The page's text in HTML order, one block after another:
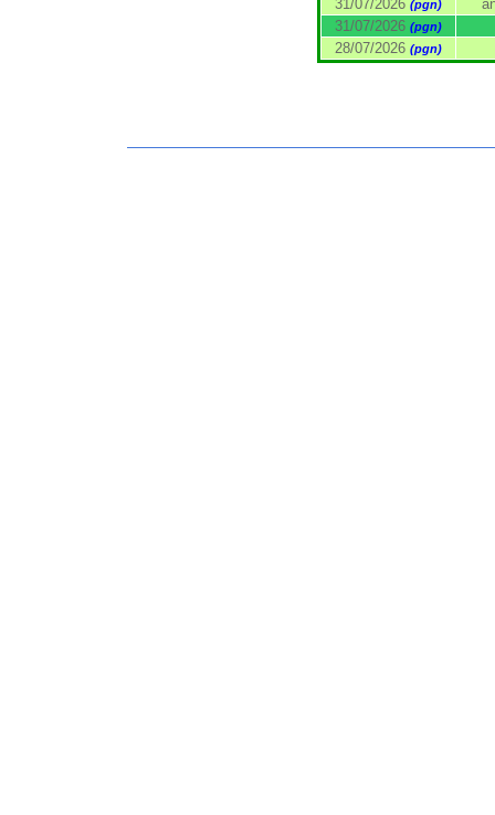
31/07/2026 (pgn)
31/07/2026 (pgn)
28/07/2026 (pgn)